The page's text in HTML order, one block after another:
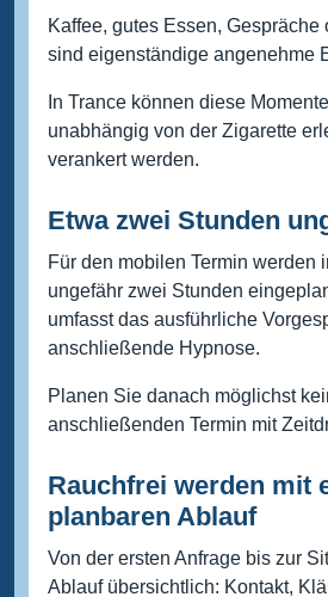
Kaffee, gutes Essen, Gespräche
sind eigenständige angenehme
In Trance können diese
unabhängig von der Zigarette
verankert werden.
Etwa zwei Stunden
Für den mobilen Termin werden
ungefähr zwei Stunden
umfasst das ausführliche
anschließende Hypnose.
Planen Sie danach möglichst
anschließenden Termin mit
Rauchfrei werden mit
planbaren Ablauf
Von der ersten Anfrage bis zur
Ablauf übersichtlich: Kontakt,